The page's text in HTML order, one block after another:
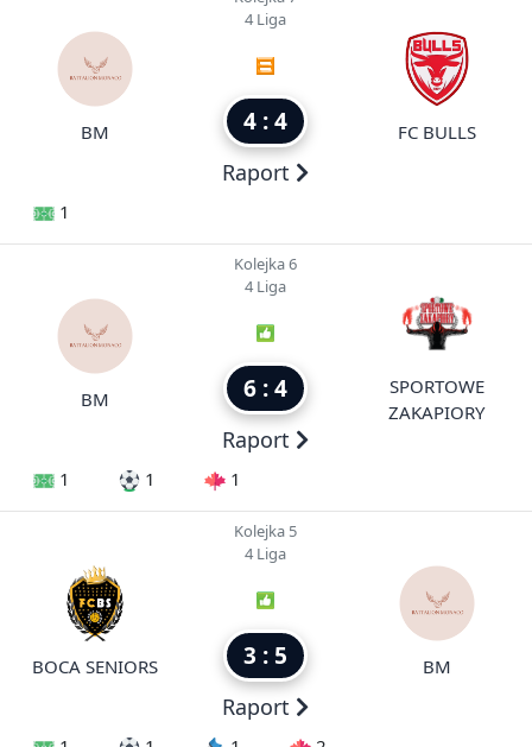
BM
4 Liga
4 : 4
Raport
FC BULLS
1
BM
Kolejka 6
4 Liga
6 : 4
Raport
SPORTOWE
ZAKAPIORY
1 1 1
BOCA SENIORS
Kolejka 5
4 Liga
3 : 5
Raport
BM